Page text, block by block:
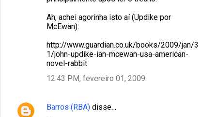
Ah, achei agorinha isto aí (Updike por
McEwan):
http://www.guardian.co.uk/books/2009/jan/3
1/john-updike-ian-mcewan-usa-american-
novel-rabbit
12:43 PM, fevereiro 01, 2009
Barros (RBA) disse…